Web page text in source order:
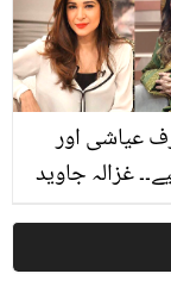
عیاشی اور
غزالہ جاوید
پڑیں؟
بھی کوئی